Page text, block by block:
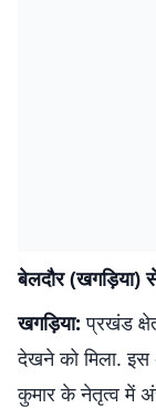
बेलदौर (खगड़िया)
खगड़िया:प्रखंड
देखने को मिला.
कुमार के नेतृत्व में